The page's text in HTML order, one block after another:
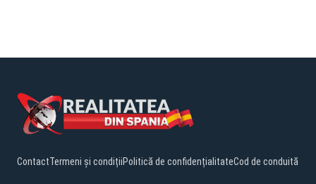
ContactTermeni și condițiiPolitică de confidențialitateCod de conduită